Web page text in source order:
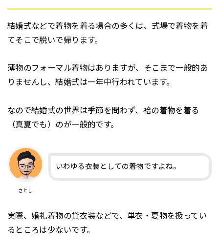
結婚式などで着物を着る場合の多くは、式場で着物を着
てそこで脱いで帰ります。
薄物のフォーマル着物はありますが、そこまで一般的あ
りませんし、結婚式は一年中行われています。
なので結婚式の世界は季節を問わず、袷の着物を着る
（真夏でも）のが一般的です。
さとし
いわゆる衣装としての着物ですよね。
実際、婚礼着物の貸衣装などで、単衣・夏物を扱ってい
るところは少ないです。